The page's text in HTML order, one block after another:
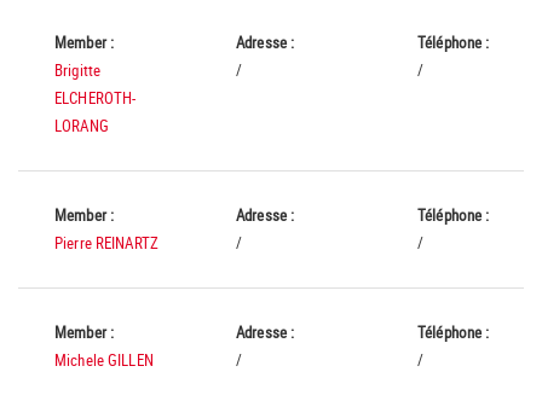
Member :
Brigitte
ELCHEROTH-
LORANG
Adresse :
/
Téléphone :
/
Member :
Pierre REINARTZ
Adresse :
/
Téléphone :
/
Member :
Michele GILLEN
Adresse :
/
Téléphone :
/